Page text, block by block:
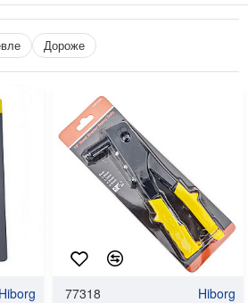
Дороже
Hiborg 77318 Hiborg